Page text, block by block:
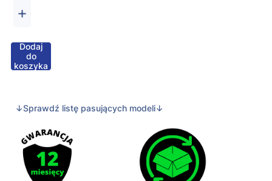
+
Dodaj
do
koszyka
↓Sprawdź listę pasujących modeli↓